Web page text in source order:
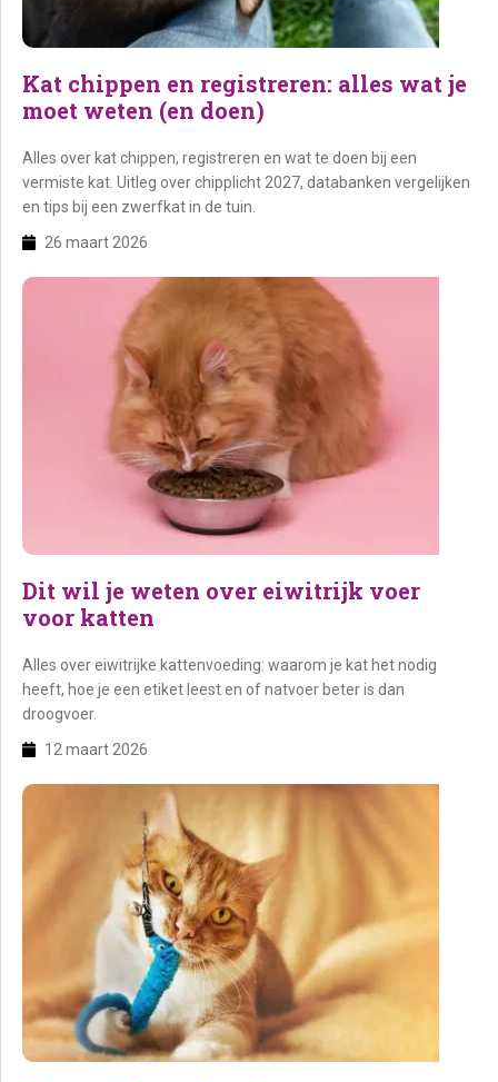
Kat chippen en registreren: alles wat je
moet weten (en doen)
Alles over kat chippen, registreren en wat te doen bij een
vermiste kat. Uitleg over chipplicht 2027, databanken vergelijken
en tips bij een zwerfkat in de tuin.
26 maart 2026
Dit wil je weten over eiwitrijk voer
voor katten
Alles over eiwitrijke kattenvoeding: waarom je kat het nodig
heeft, hoe je een etiket leest en of natvoer beter is dan
droogvoer.
12 maart 2026